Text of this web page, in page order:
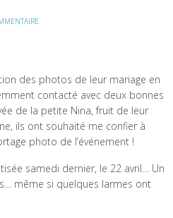
des photos de leur mariage en
contacté avec deux bonnes
de la petite Nina, fruit de leur
ils ont souhaité me confier à
photo de l’événement !
samedi dernier, le 22 avril… Un
même si quelques larmes ont